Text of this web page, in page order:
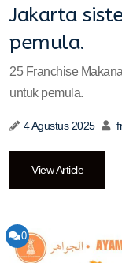
Jakarta
pemula.
25 Franchise
untuk pemula.
4 Agustus 2025
View Article
0